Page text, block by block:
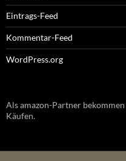
Eintrags-Feed
Kommentar-Feed
WordPress.org
Als amazon-Partner
Käufen.